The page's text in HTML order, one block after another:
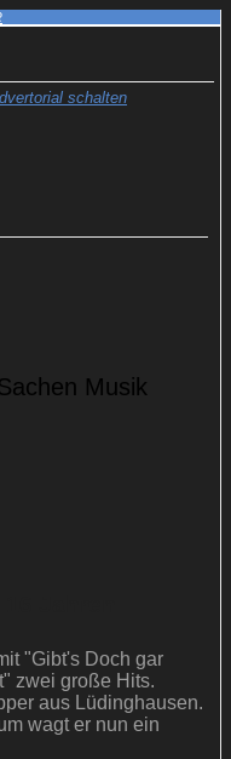
schalten
Musik
"Gibt's Doch gar
zwei große Hits.
aus Lüdinghausen.
wagt er nun ein